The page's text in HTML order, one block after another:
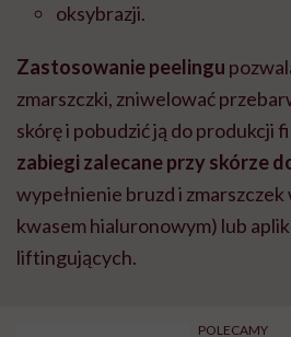
oksybrazji.
Zastosowanie peelingu
zmarszczki, zniwelować
skórę i pobudzić ją do produkcji
zabiegi zalecane przy skórze
wypełnienie bruzd i zmarszczek
kwasem hialuronowym) lub
liftingujących.
POLECAMY